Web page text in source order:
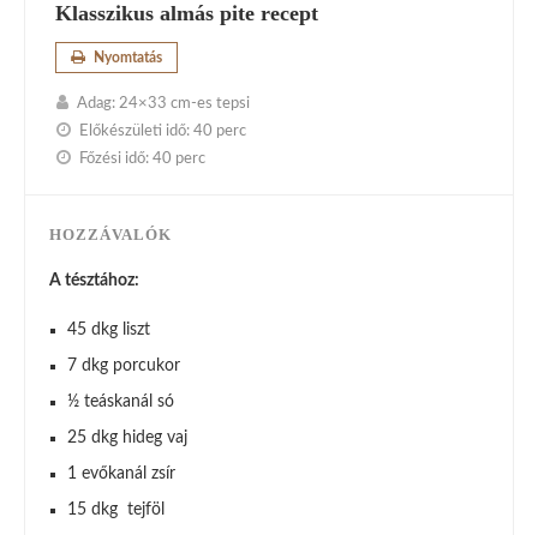
Klasszikus almás pite recept
Nyomtatás
Adag: 24×33 cm-es tepsi
Előkészületi idő: 40 perc
Főzési idő: 40 perc
HOZZÁVALÓK
A tésztához:
45 dkg liszt
7 dkg porcukor
½ teáskanál só
25 dkg hideg vaj
1 evőkanál zsír
15 dkg tejföl